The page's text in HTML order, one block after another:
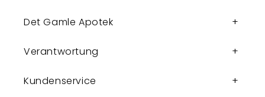
Det Gamle Apotek
Verantwortung
Kundenservice